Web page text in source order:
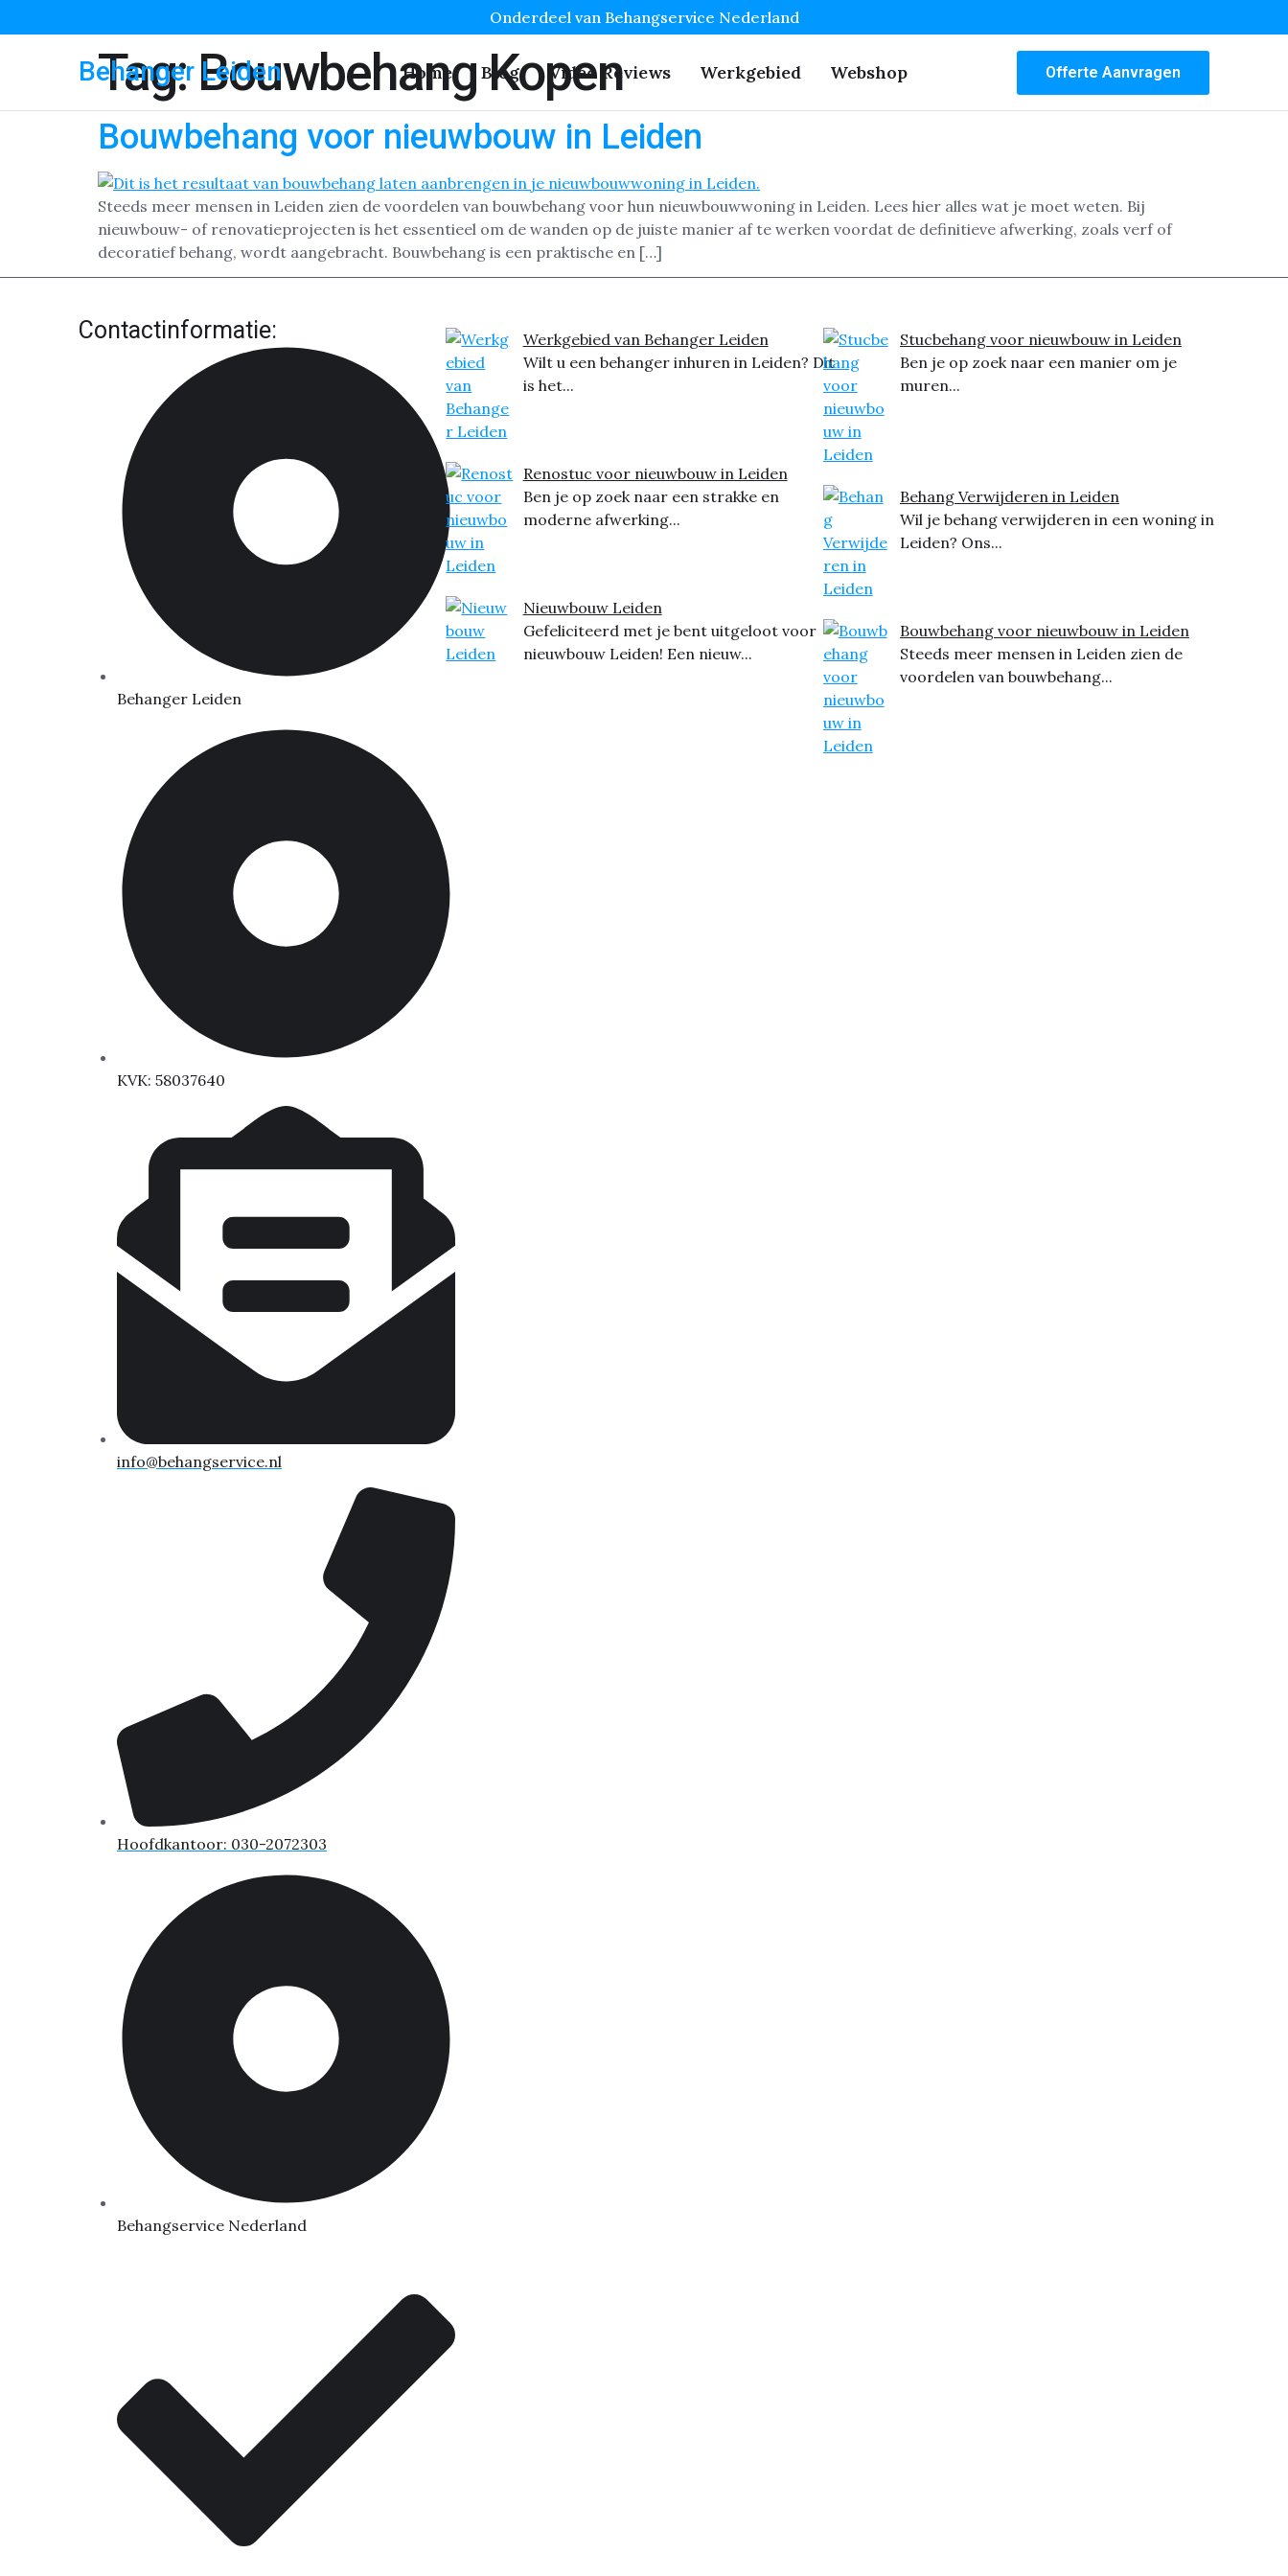
Onderdeel van Behangservice Nederland
Behanger Leiden Home Blog Video Reviews Werkgebied Webshop Offerte Aanvragen
Tag:Bouwbehang Kopen
Bouwbehang voor nieuwbouw in Leiden
Steeds meer mensen in Leiden zien de voordelen van bouwbehang voor hun nieuwbouwwoning in Leiden. Lees hier alles wat je moet weten. Bij
nieuwbouw- of renovatieprojecten is het essentieel om de wanden op de juiste manier af te werken voordat de definitieve afwerking, zoals verf of
decoratief behang, wordt aangebracht. Bouwbehang is een praktische en […]
Contactinformatie:
Behanger Leiden
KVK: 58037640
info@behangservice.nl
Hoofdkantoor: 030-2072303
Behangservice Nederland
Werkgebied van Behanger Leiden
Wilt u een behanger inhuren in Leiden? Dit
is het...
Renostuc voor nieuwbouw in Leiden
Ben je op zoek naar een strakke en
moderne afwerking...
Nieuwbouw Leiden
Gefeliciteerd met je bent uitgeloot voor
nieuwbouw Leiden! Een nieuw...
Stucbehang voor nieuwbouw in Leiden
Ben je op zoek naar een manier om je
muren...
Behang Verwijderen in Leiden
Wil je behang verwijderen in een woning in
Leiden? Ons...
Bouwbehang voor nieuwbouw in Leiden
Steeds meer mensen in Leiden zien de
voordelen van bouwbehang...